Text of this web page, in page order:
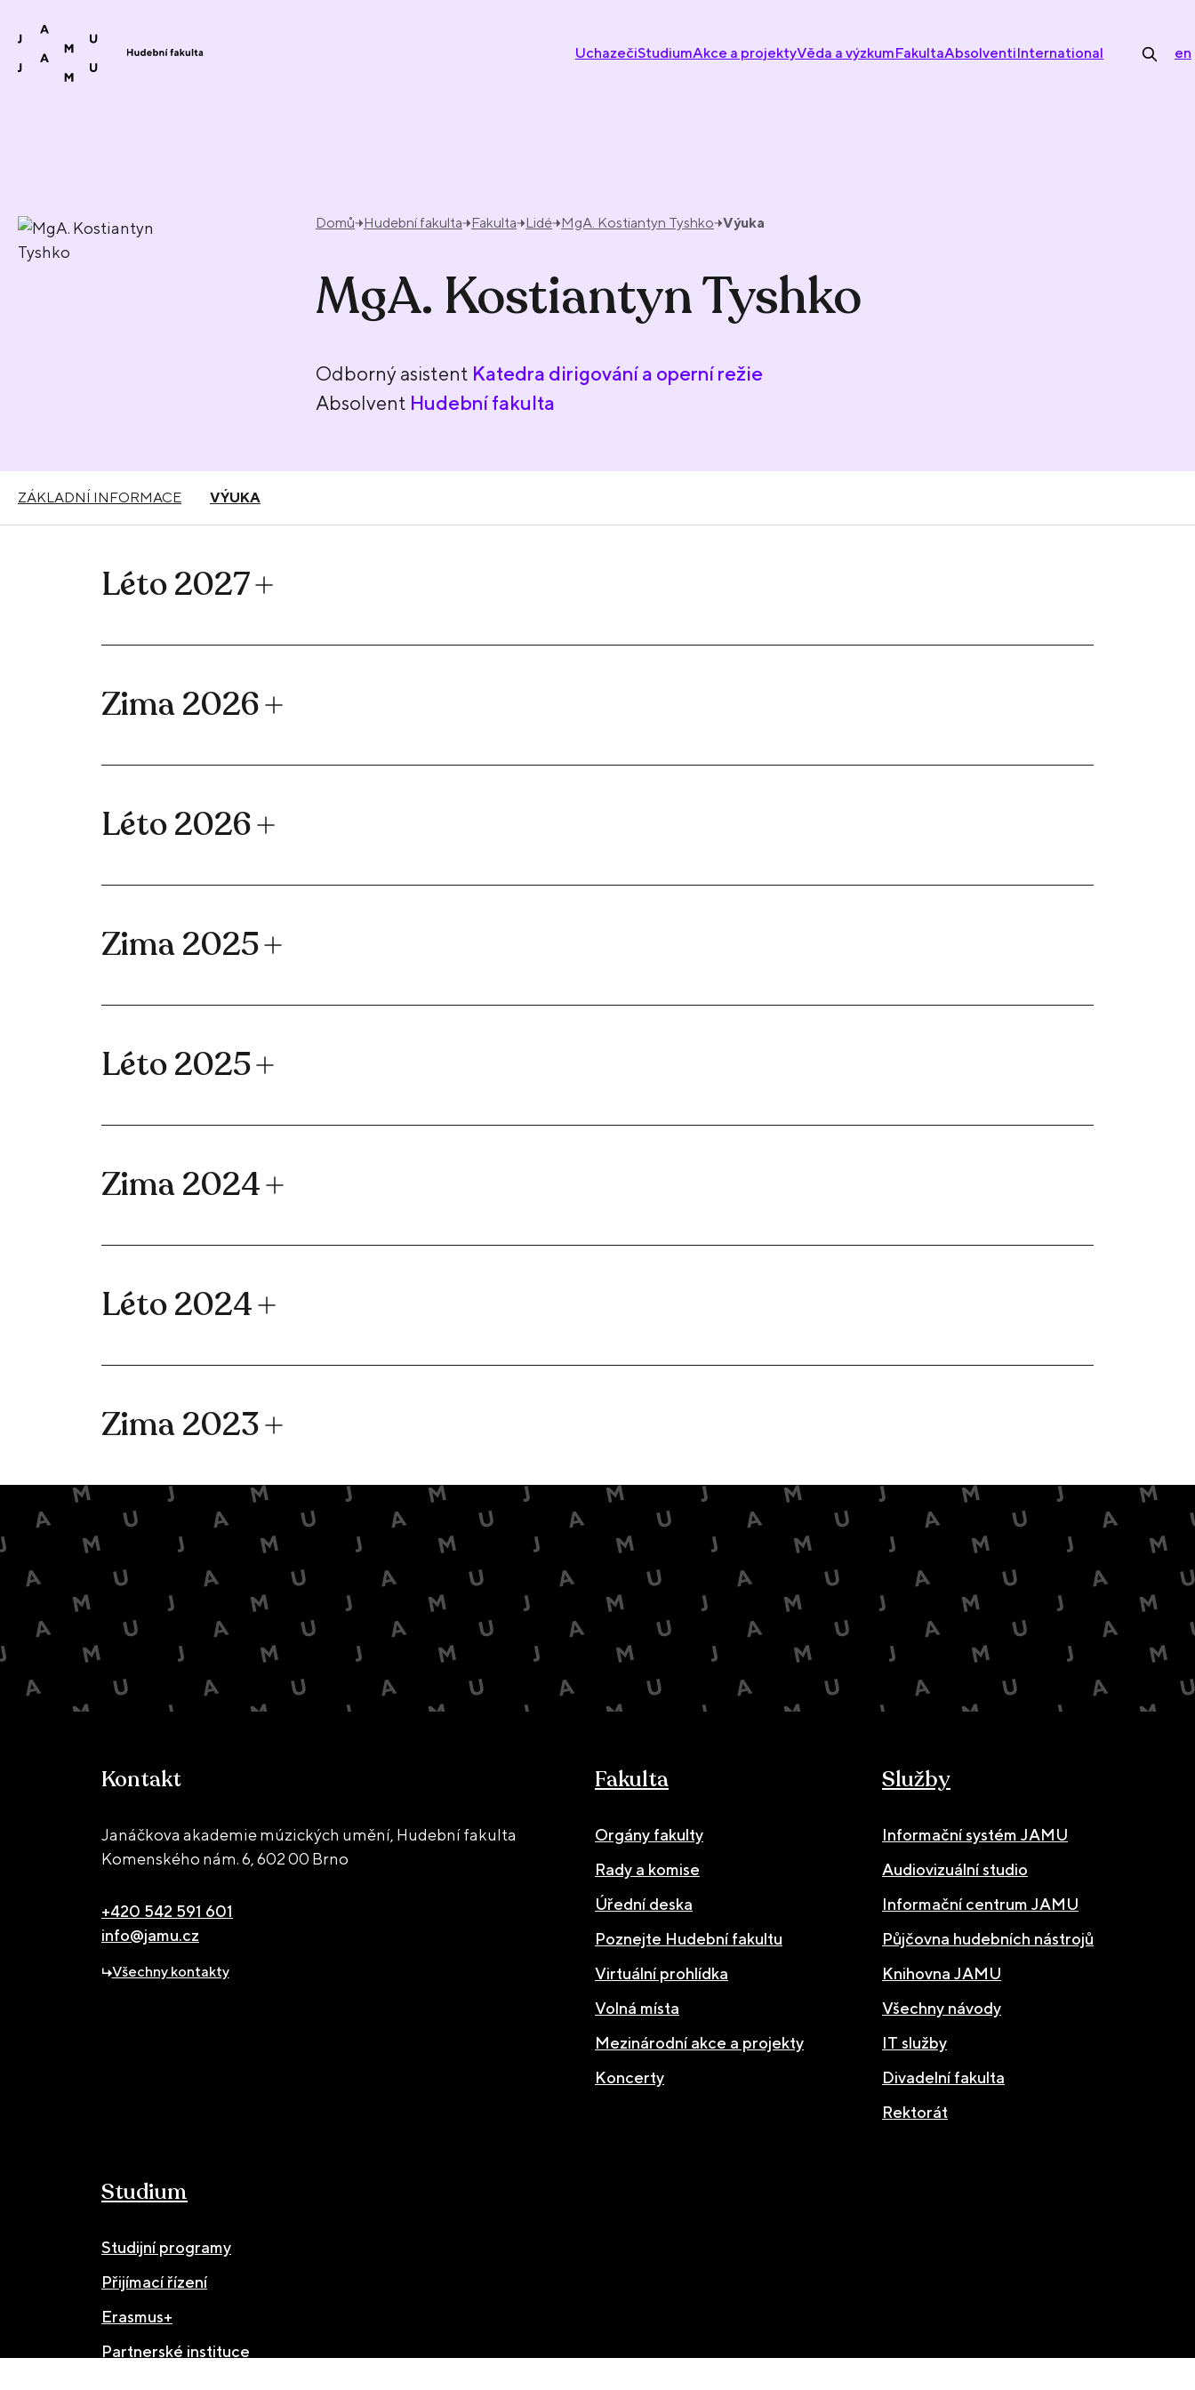
UchazečiStudiumAkce a projektyVěda a výzkumFakultaAbsolventiInternational en
Domů Hudební fakulta Fakulta Lidé MgA. Kostiantyn Tyshko Výuka
MgA. Kostiantyn Tyshko
Odborný asistent Katedra dirigování a operní režie
Absolvent Hudební fakulta
ZÁKLADNÍ INFORMACE VÝUKA
Léto 2027
Zima 2026
Léto 2026
Zima 2025
Léto 2025
Zima 2024
Léto 2024
Zima 2023
Kontakt
Janáčkova akademie múzických umění, Hudební fakulta
Komenského nám. 6,602 00 Brno
+420 542 591 601
info@jamu.cz
Všechny kontakty
Fakulta
Orgány fakulty
Rady a komise
Úřední deska
Poznejte Hudební fakultu
Virtuální prohlídka
Volná místa
Mezinárodní akce a projekty
Koncerty
Služby
Informační systém JAMU
Audiovizuální studio
Informační centrum JAMU
Půjčovna hudebních nástrojů
Knihovna JAMU
Všechny návody
IT služby
Divadelní fakulta
Rektorát
Studium
Studijní programy
Přijímací řízení
Erasmus+
Partnerské instituce